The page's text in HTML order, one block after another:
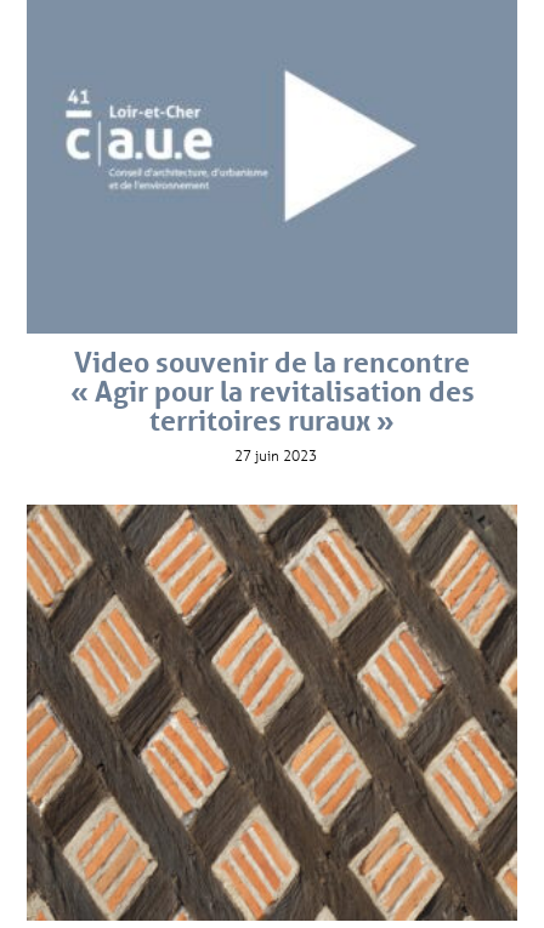
Video souvenir de la rencontre
« Agir pour la revitalisation des
territoires ruraux »
27 juin 2023